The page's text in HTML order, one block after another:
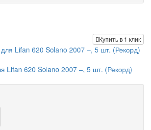
Купить в 1 клик
Lifan 620 Solano 2007 –, 5 шт. (Рекорд)